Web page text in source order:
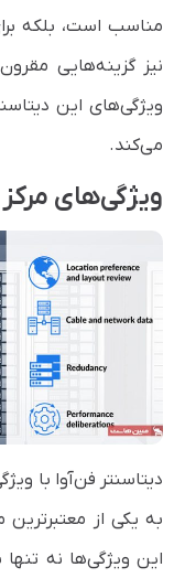
مناسب است، بلکه
نیز گزینه‌هایی
ویژگی‌های این
می‌کند.
ویژگی‌های
دیتاسنتر فن‌آوا با
به یکی از معتبرترین
این ویژگی‌ها نه تنها